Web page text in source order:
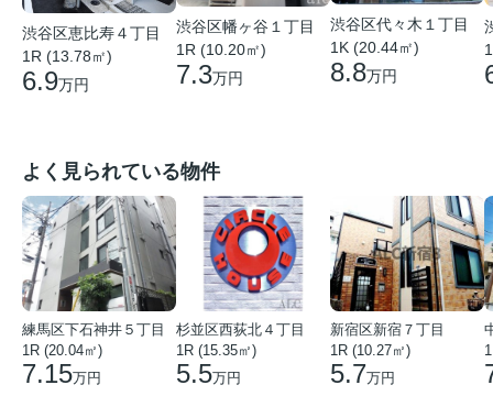
渋谷区恵比寿４丁目
1R (13.78㎡)
6.9万円
渋谷区幡ヶ谷１丁目
1R (10.20㎡)
7.3万円
渋谷区代々木１丁目
1K (20.44㎡)
8.8万円
よく見られている物件
練馬区下石神井５丁目
1R (20.04㎡)
7.15万円
杉並区西荻北４丁目
1R (15.35㎡)
5.5万円
新宿区新宿７丁目
1R (10.27㎡)
5.7万円